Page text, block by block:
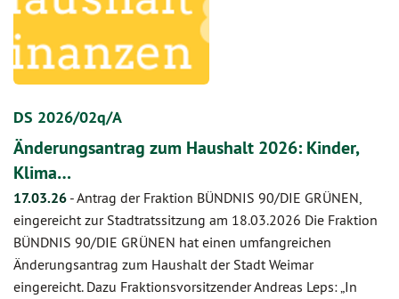
DS 2026/02q/A
Änderungsantrag zum Haushalt 2026: Kinder,
Klima…
17.03.26 -Antrag der Fraktion BÜNDNIS 90/DIE GRÜNEN,
eingereicht zur Stadtratssitzung am 18.03.2026 Die Fraktion
BÜNDNIS 90/DIE GRÜNEN hat einen umfangreichen
Änderungsantrag zum Haushalt der Stadt Weimar
eingereicht. Dazu Fraktionsvorsitzender Andreas Leps: „In